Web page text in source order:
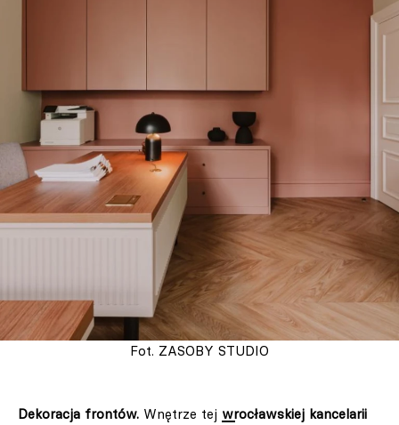
Fot. ZASOBY STUDIO
Dekoracja frontów. Wnętrze tej wrocławskiej kancelarii